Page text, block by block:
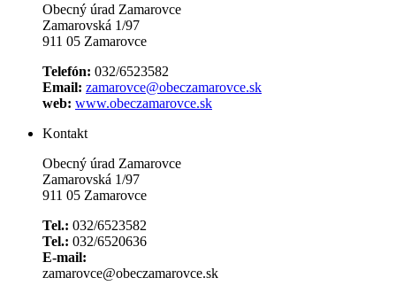
Obecný úrad Zamarovce
Zamarovská 1/97
911 05 Zamarovce
Telefón: 032/6523582
Email: zamarovce@obeczamarovce.sk
web: www.obeczamarovce.sk
Kontakt
Obecný úrad Zamarovce
Zamarovská 1/97
911 05 Zamarovce
Tel.: 032/6523582
Tel.: 032/6520636
E-mail:
zamarovce@obeczamarovce.sk